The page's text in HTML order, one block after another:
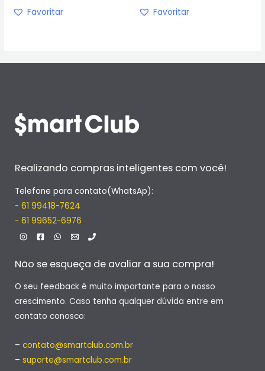
Favoritar Favoritar
Realizando compras inteligentes com você!
Telefone para contato(WhatsAp):
- 61 99418-7624
- 61 99652-6976
Não se esqueça de avaliar a sua compra!
O seu feedback é muito importante para o nosso
crescimento. Caso tenha qualquer dúvida entre em
contato conosco:
– contato@smartclub.com.br
– suporte@smartclub.com.br